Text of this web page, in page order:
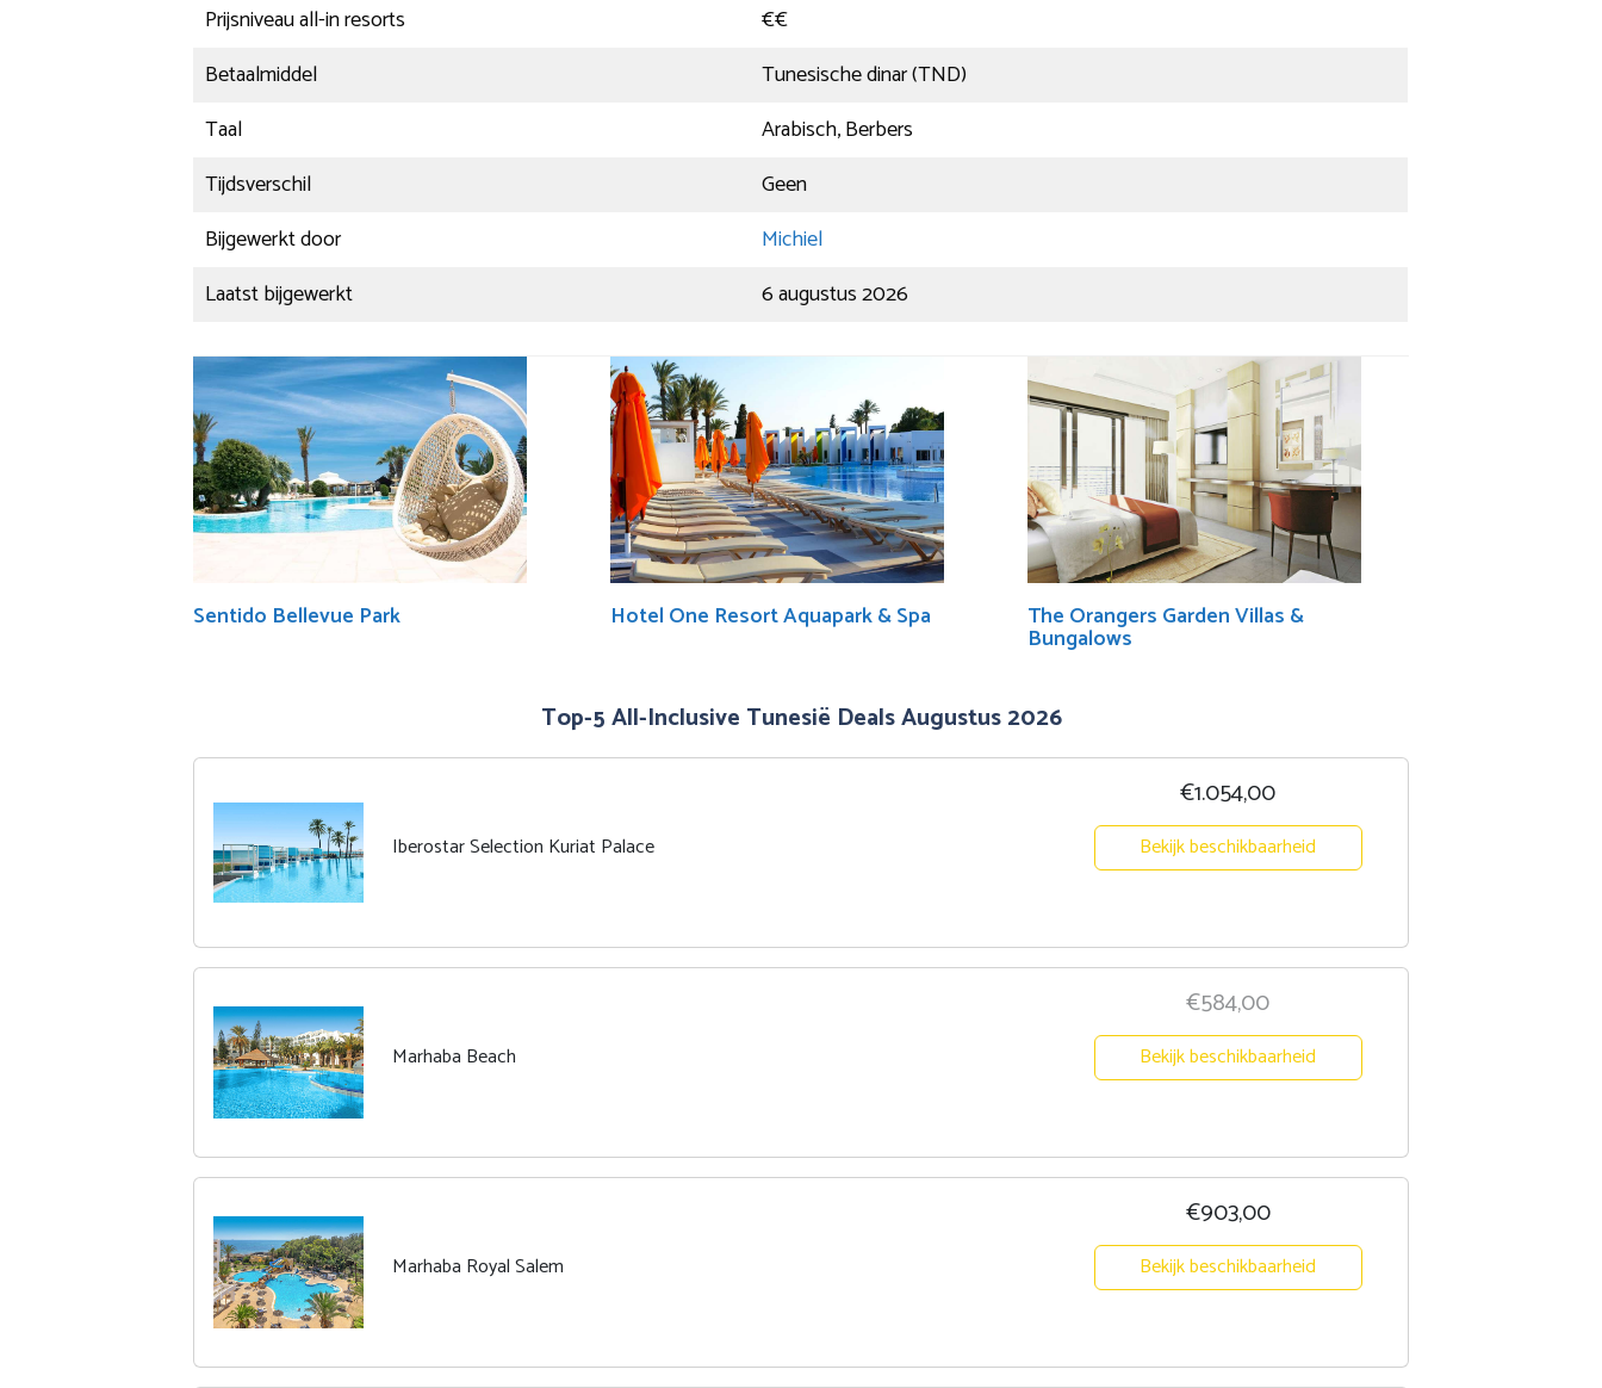
Prijsniveau all-in resorts
€€
Betaalmiddel
Tunesische dinar (TND)
Taal
Arabisch, Berbers
Tijdsverschil
Geen
Bijgewerkt door
Michiel
Laatst bijgewerkt
6 augustus 2026
Sentido Bellevue Park Hotel One Resort Aquapark & Spa The Orangers Garden Villas &
Bungalows
Top-5 All-Inclusive Tunesië Deals Augustus 2026
Iberostar Selection Kuriat Palace
€1.054,00
Bekijk beschikbaarheid
Marhaba Beach
€584,00
Bekijk beschikbaarheid
Marhaba Royal Salem
€903,00
Bekijk beschikbaarheid